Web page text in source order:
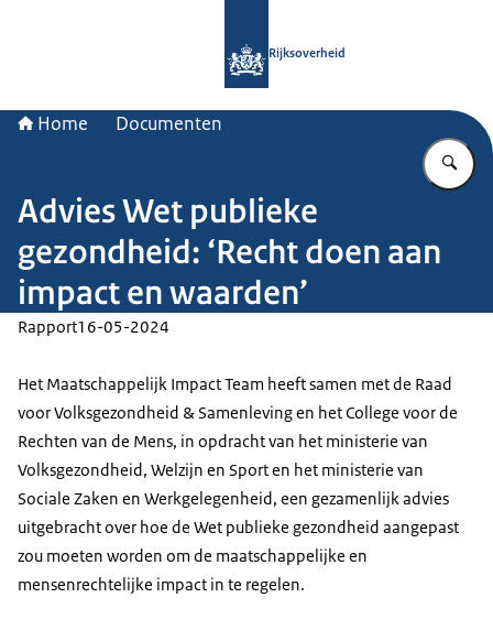
Rijksoverheid
Home Documenten
Advies Wet publieke
gezondheid: ‘Recht doen aan
impact en waarden’
Rapport16-05-2024
Het Maatschappelijk Impact Team heeft samen met de Raad
voor Volksgezondheid & Samenleving en het College voor de
Rechten van de Mens, in opdracht van het ministerie van
Volksgezondheid, Welzijn en Sport en het ministerie van
Sociale Zaken en Werkgelegenheid, een gezamenlijk advies
uitgebracht over hoe de Wet publieke gezondheid aangepast
zou moeten worden om de maatschappelijke en
mensenrechtelijke impact in te regelen.